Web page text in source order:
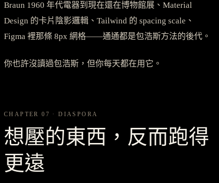
Braun 1960 年代電器到現在還在博物館展、Material
Design 的卡片陰影邏輯、Tailwind 的 spacing scale、
Figma 裡那條 8px 網格——通通都是包浩斯方法的後代。
你也許沒讀過包浩斯，但你每天都在用它。
CHAPTER 07 · DIASPORA
想壓的東西，反而跑得
更遠